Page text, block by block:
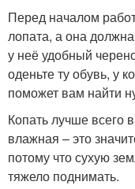
Перед началом
лопата, а она
у неё удобный
оденьте ту обувь, у
поможет вам найти
Копать лучше всего
влажная – это
потому что сухую
тяжело поднимать.